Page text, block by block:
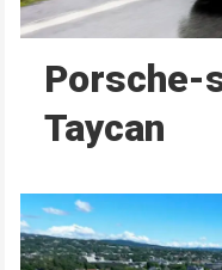
Porsche-
Taycan